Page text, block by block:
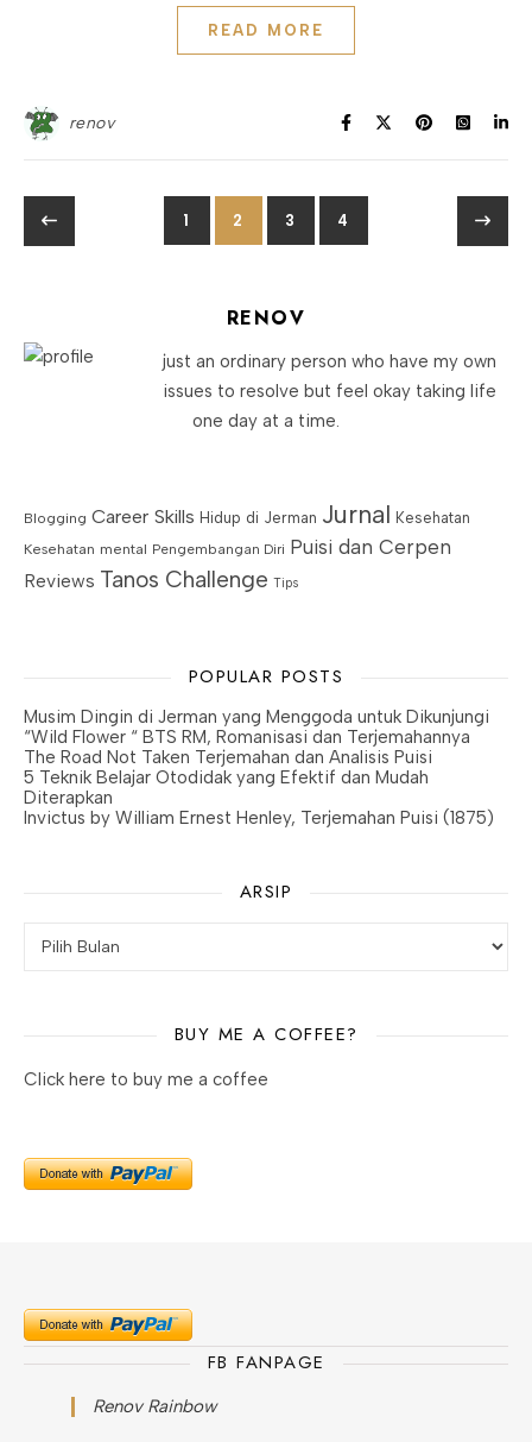
READ MORE
renov
1 2 3 4
RENOV
just an ordinary person who have my own
issues to resolve but feel okay taking life
one day at a time.
Blogging Career Skills Hidup di Jerman Jurnal Kesehatan
Kesehatan mental Pengembangan Diri Puisi dan Cerpen
Reviews Tanos Challenge Tips
POPULAR POSTS
Musim Dingin di Jerman yang Menggoda untuk Dikunjungi
“Wild Flower “ BTS RM, Romanisasi dan Terjemahannya
The Road Not Taken Terjemahan dan Analisis Puisi
5 Teknik Belajar Otodidak yang Efektif dan Mudah
Diterapkan
Invictus by William Ernest Henley, Terjemahan Puisi (1875)
ARSIP
BUY ME A COFFEE?
Click here to buy me a coffee
FB FANPAGE
Renov Rainbow